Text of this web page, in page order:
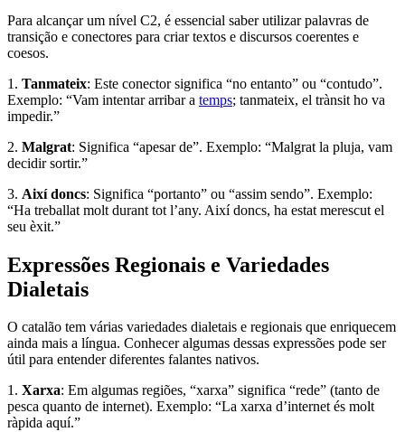
Para alcançar um nível C2, é essencial saber utilizar palavras de
transição e conectores para criar textos e discursos coerentes e
coesos.
1. Tanmateix: Este conector significa “no entanto” ou “contudo”.
Exemplo: “Vam intentar arribar a temps; tanmateix, el trànsit ho va
impedir.”
2. Malgrat: Significa “apesar de”. Exemplo: “Malgrat la pluja, vam
decidir sortir.”
3. Així doncs: Significa “portanto” ou “assim sendo”. Exemplo:
“Ha treballat molt durant tot l’any. Així doncs, ha estat merescut el
seu èxit.”
Expressões Regionais e Variedades
Dialetais
O catalão tem várias variedades dialetais e regionais que enriquecem
ainda mais a língua. Conhecer algumas dessas expressões pode ser
útil para entender diferentes falantes nativos.
1. Xarxa: Em algumas regiões, “xarxa” significa “rede” (tanto de
pesca quanto de internet). Exemplo: “La xarxa d’internet és molt
ràpida aquí.”